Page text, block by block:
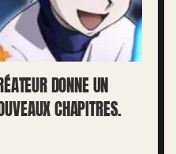
DONNE UN
CHAPITRES.